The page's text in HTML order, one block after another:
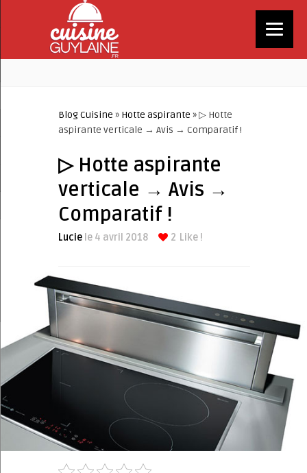
Blog Cuisine » Hotte aspirante » ▷ Hotte
aspirante verticale → Avis → Comparatif !
▷ Hotte aspirante
verticale → Avis →
Comparatif !
Lucie le 4 avril 2018 2 Like !